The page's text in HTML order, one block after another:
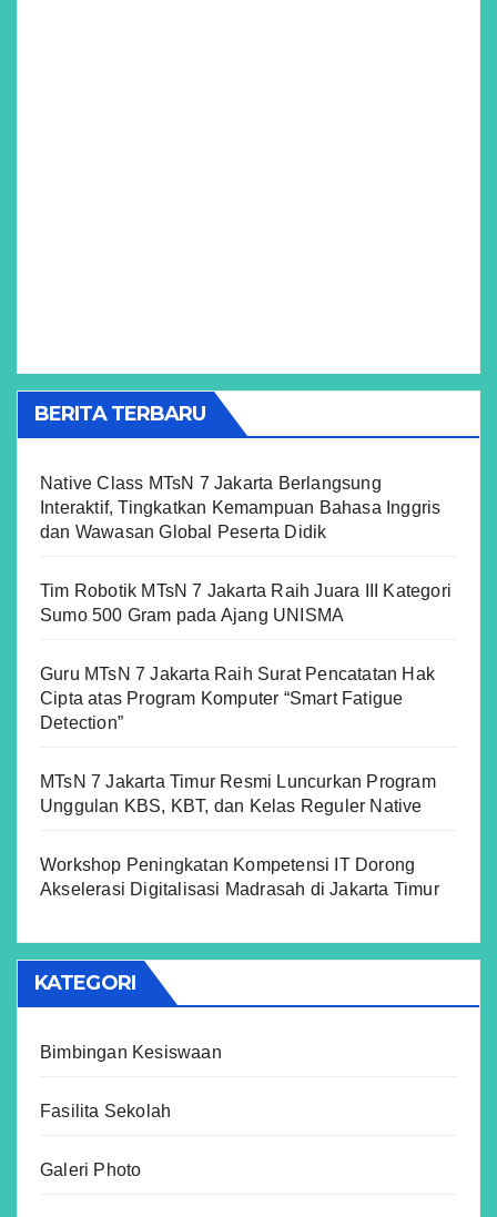
BERITA TERBARU
Native Class MTsN 7 Jakarta Berlangsung
Interaktif, Tingkatkan Kemampuan Bahasa Inggris
dan Wawasan Global Peserta Didik
Tim Robotik MTsN 7 Jakarta Raih Juara III Kategori
Sumo 500 Gram pada Ajang UNISMA
Guru MTsN 7 Jakarta Raih Surat Pencatatan Hak
Cipta atas Program Komputer “Smart Fatigue
Detection”
MTsN 7 Jakarta Timur Resmi Luncurkan Program
Unggulan KBS, KBT, dan Kelas Reguler Native
Workshop Peningkatan Kompetensi IT Dorong
Akselerasi Digitalisasi Madrasah di Jakarta Timur
KATEGORI
Bimbingan Kesiswaan
Fasilita Sekolah
Galeri Photo